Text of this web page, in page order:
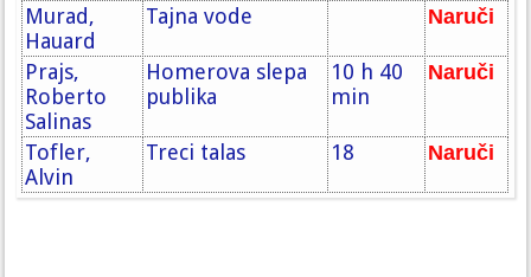
Murad,
Hauard
Tajna vode Naruči
Prajs,
Roberto
Salinas
Homerova slepa
publika
10 h 40
min
Naruči
Tofler,
Alvin
Treci talas 18 Naruči